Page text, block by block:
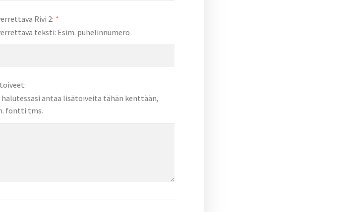
Rivi 2: *
teksti: Esim. puhelinnumero
antaa lisätoiveita tähän kenttään,
fontti tms.